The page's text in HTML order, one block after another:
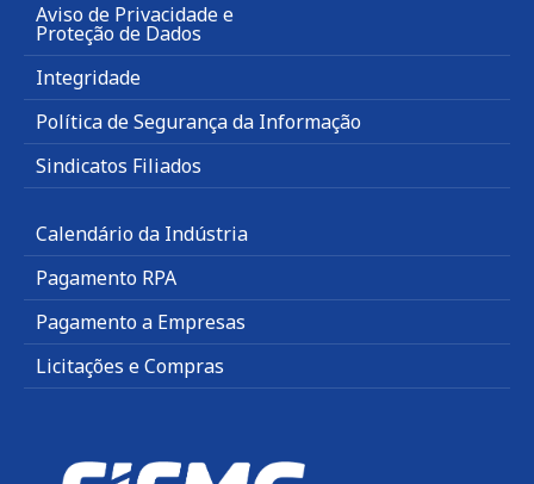
Aviso de Privacidade e
Proteção de Dados
Integridade
Política de Segurança da Informação
Sindicatos Filiados
Calendário da Indústria
Pagamento RPA
Pagamento a Empresas
Licitações e Compras